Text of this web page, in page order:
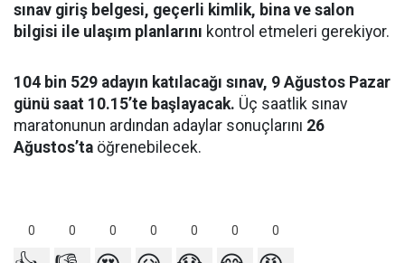
sınav giriş belgesi, geçerli kimlik, bina ve salon
bilgisi ile ulaşım planlarını kontrol etmeleri gerekiyor.
104 bin 529 adayın katılacağı sınav, 9 Ağustos Pazar
günü saat 10.15’te başlayacak. Üç saatlik sınav
maratonunun ardından adaylar sonuçlarını 26
Ağustos’ta öğrenebilecek.
0 0 0 0 0 0 0